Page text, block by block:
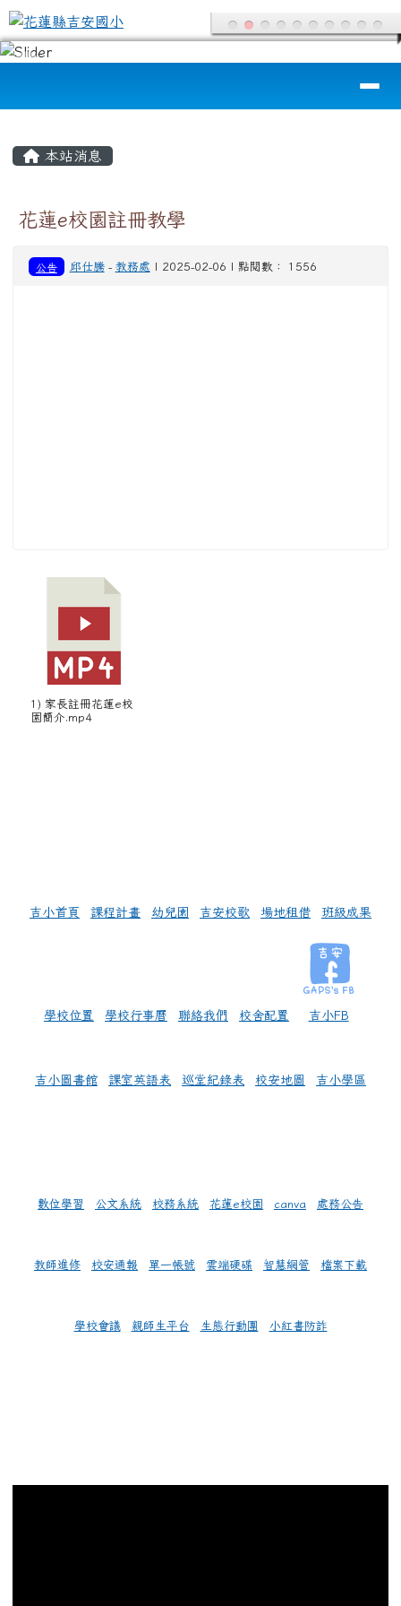
跳至主內容區
花蓮縣吉安國小
本站消息
花蓮e校園註冊教學
公告 邱仕騰- 教務處 | 2025-02-06 | 點閱數： 1556
1) 家長註冊花蓮e校
園簡介.mp4
吉小首頁 課程計畫 幼兒園 吉安校歌 場地租借 班級成果
學校位置 學校行事曆 聯絡我們 校舍配置 吉小FB
吉小圖書館 課室英語表 巡堂紀錄表 校安地圖 吉小學區
數位學習 公文系統 校務系統 花蓮e校園 canva 處務公告
教師進修 校安通報 單一帳號 雲端硬碟 智慧網管 檔案下載
學校會議 親師生平台 生態行動團 小紅書防詐